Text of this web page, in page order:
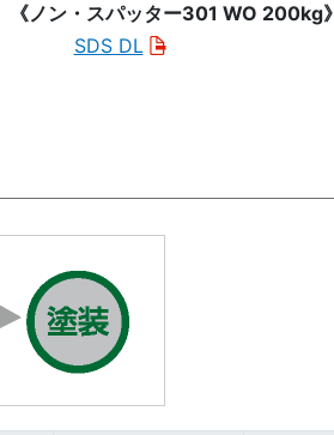
《ノン・スパッター301 WO 200kg》
SDS DL